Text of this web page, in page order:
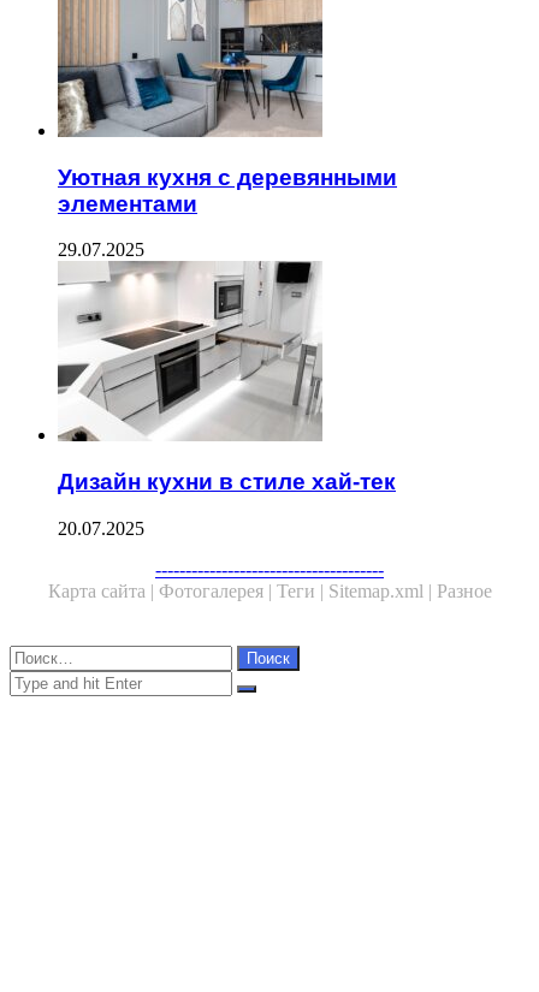
Уютная кухня с деревянными
элементами
29.07.2025
Дизайн кухни в стиле хай-тек
20.07.2025
--------------------------------------
Карта сайта | Фотогалерея | Теги | Sitemap.xml | Разное
Close
Найти:
Close
Search